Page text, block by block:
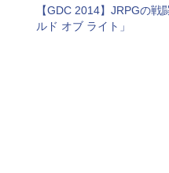
【GDC 2014】JRPGの
ルド オブ ライト」